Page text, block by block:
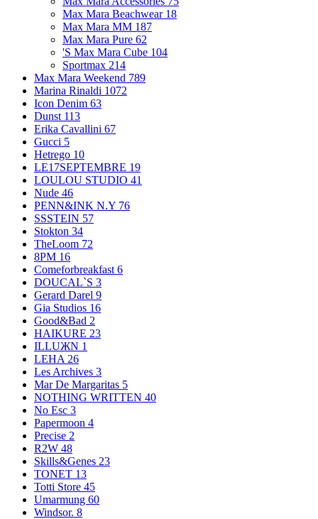
Max Mara Beachwear 18
Max Mara MM 187
Max Mara Pure 62
'S Max Mara Cube 104
Sportmax 214
Max Mara Weekend 789
Marina Rinaldi 1072
Icon Denim 63
Dunst 113
Erika Cavallini 67
Gucci 5
Hetrego 10
LE17SEPTEMBRE 19
LOULOU STUDIO 41
Nude 46
PENN&INK N.Y 76
SSSTEIN 57
Stokton 34
TheLoom 72
8PM 16
Comeforbreakfast 6
DOUCAL`S 3
Gerard Darel 9
Gia Studios 16
Good&Bad 2
HAIKURE 23
ILLUЖN 1
LEHA 26
Les Archives 3
Mar De Margaritas 5
NOTHING WRITTEN 40
No Esc 3
Papermoon 4
Precise 2
R2W 48
Skills&Genes 23
TONET 13
Totti Store 45
Umarmung 60
Windsor. 8